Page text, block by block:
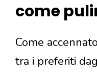
come
Come
tra i preferiti